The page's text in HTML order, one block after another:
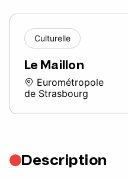
Culturelle
Le Maillon
Eurométropole
de Strasbourg
Description